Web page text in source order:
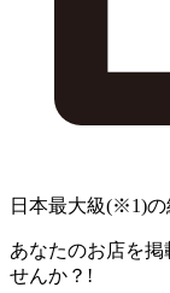
日本最大級(※1)の
あなたのお店を掲
せんか？!